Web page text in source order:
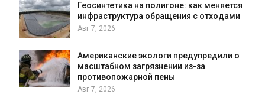
Геосинтетика на полигоне: как меняется
инфраструктура обращения с отходами
Авг 7, 2026
Американские экологи предупредили о
масштабном загрязнении из-за
противопожарной пены
Авг 7, 2026